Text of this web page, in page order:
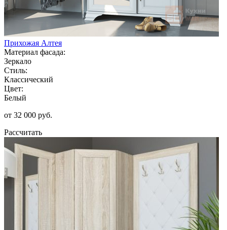
Прихожая Алтея
Материал фасада:
Зеркало
Стиль:
Классический
Цвет:
Белый
от 32 000 руб.
Рассчитать